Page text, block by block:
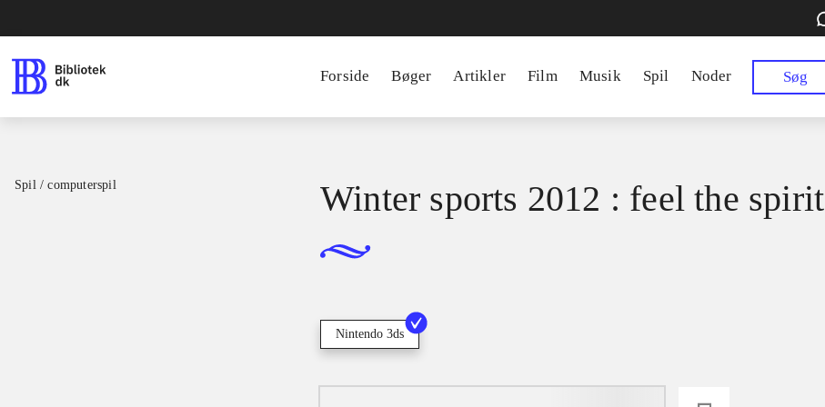
Forside Bøger Artikler Film Musik Spil Noder Søg
Spil / computerspil Winter sports 2012 : feel the spirit
Nintendo 3ds